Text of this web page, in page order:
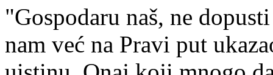
"Gospodaru naš, ne
nam već na Pravi put